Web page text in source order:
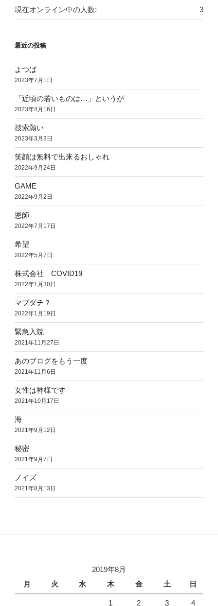
3
現在オンライン中の人数:
最近の投稿
よつば
2023年7月1日
「近頃の若いものは…」というが
2023年4月16日
捜索願い
2023年3月3日
笑顔は無料で出来るおしゃれ
2022年9月24日
GAME
2022年9月2日
恩師
2022年7月17日
希望
2022年5月7日
株式会社 COVID19
2022年1月30日
マブダチ？
2022年1月19日
緊急入院
2021年11月27日
あのブログをもう一度
2021年11月6日
女性は神様です
2021年10月17日
海
2021年9月12日
秘密
2021年9月7日
ノイズ
2021年8月13日
2019年8月
月
火 水 木 金 土 日
1 2 3 4